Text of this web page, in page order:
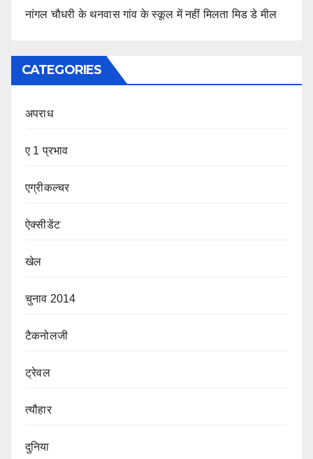
नांगल चौधरी के थनवास गांव के स्कूल में नहीं मिलता मिड डे मील
CATEGORIES
अपराध
ए 1 प्रभाव
एग्रीकल्चर
ऐक्सीडेंट
खेल
चुनाव 2014
टैकनोलजी
ट्रेवल
त्यौहार
दुनिया